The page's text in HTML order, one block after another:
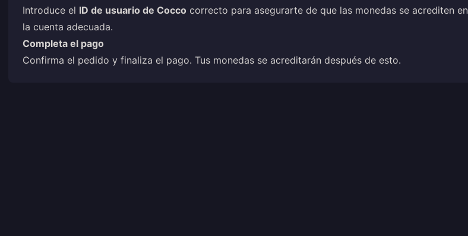
Introduce el ID de usuario de Cocco correcto para asegurarte de que las monedas se acrediten en
la cuenta adecuada.
Completa el pago
Confirma el pedido y finaliza el pago. Tus monedas se acreditarán después de esto.